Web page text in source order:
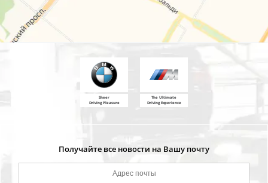
Sheer
Driving Pleasure
The Ultimate
Driving Experience
Получайте все новости на Вашу почту